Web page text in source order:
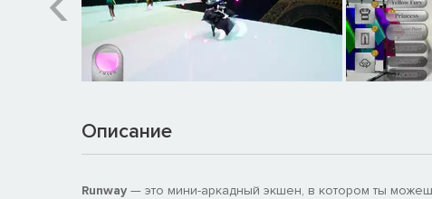
Описание
Runway — это мини-аркадный экшен, в котором ты